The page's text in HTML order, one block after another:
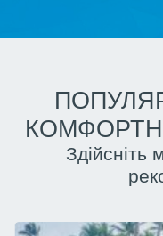
Здійсніть